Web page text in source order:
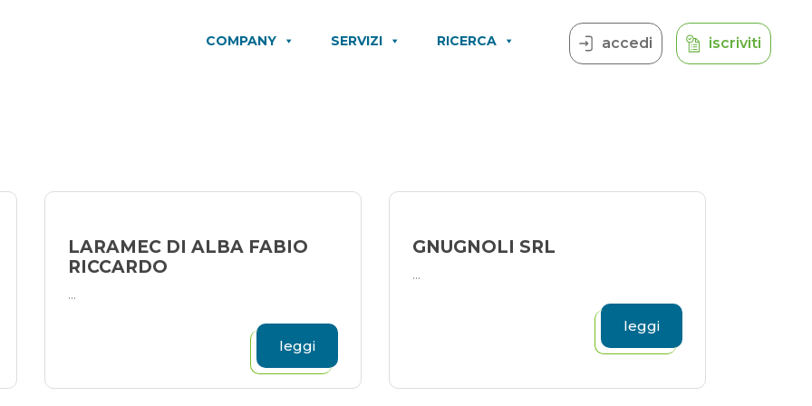
COMPANY SERVIZI RICERCA accedi iscriviti
LARAMEC DI ALBA FABIO
RICCARDO
...
leggi
GNUGNOLI SRL
...
leggi